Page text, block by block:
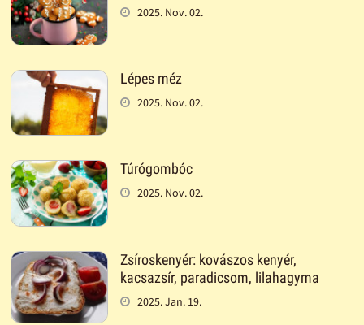
2025. Nov. 02.
Lépes méz
2025. Nov. 02.
Túrógombóc
2025. Nov. 02.
Zsíroskenyér: kovászos kenyér,
kacsazsír, paradicsom, lilahagyma
2025. Jan. 19.